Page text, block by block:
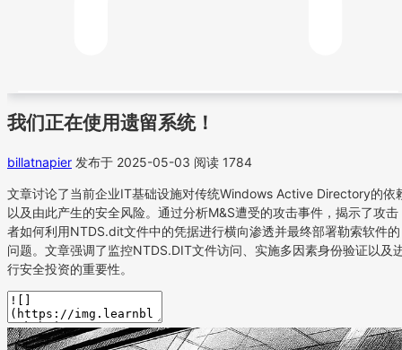
我们正在使用遗留系统！
billatnapier 发布于 2025-05-03 阅读 1784
文章讨论了当前企业IT基础设施对传统Windows Active Directory的依
以及由此产生的安全风险。通过分析M&S遭受的攻击事件，揭示了攻击
者如何利用NTDS.dit文件中的凭据进行横向渗透并最终部署勒索软件的
问题。文章强调了监控NTDS.DIT文件访问、实施多因素身份验证以及
行安全投资的重要性。